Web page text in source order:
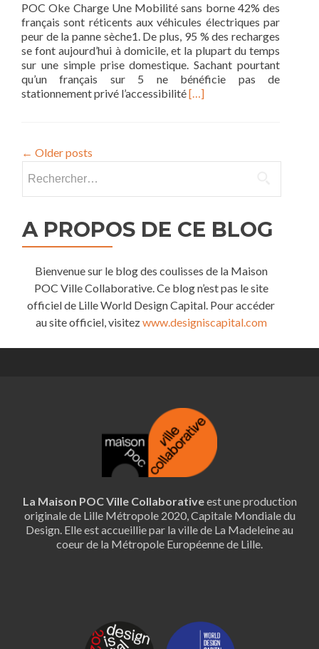
POC Oke Charge Une Mobilité sans borne 42% des
français sont réticents aux véhicules électriques par
peur de la panne sèche1. De plus, 95 % des recharges
se font aujourd’hui à domicile, et la plupart du temps
sur une simple prise domestique. Sachant pourtant
qu’un français sur 5 ne bénéficie pas de
stationnement privé l’accessibilitéRead
sans
[…]
← Older posts
A PROPOS DE CE BLOG
Bienvenue sur le blog des coulisses de la Maison
POC Ville Collaborative. Ce blog n’est pas le site
officiel de Lille World Design Capital. Pour accéder
au site officiel, visitezwww.designiscapital.com
La Maison POC Ville Collaborativeest une production
originale de Lille Métropole 2020, Capitale Mondiale du
Design. Elle est accueillie par la ville de La Madeleine au
coeur de la Métropole Européenne de Lille.